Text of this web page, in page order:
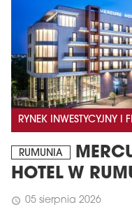
RYNEK INWESTYCYJNY I
RUMUNIA
HOTEL W
schedule 05 sierpnia 2026